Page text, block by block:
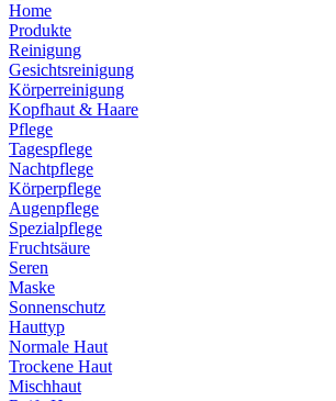
Home
Produkte
Reinigung
Gesichtsreinigung
Körperreinigung
Kopfhaut & Haare
Pflege
Tagespflege
Nachtpflege
Körperpflege
Augenpflege
Spezialpflege
Fruchtsäure
Seren
Maske
Sonnenschutz
Hauttyp
Normale Haut
Trockene Haut
Mischhaut